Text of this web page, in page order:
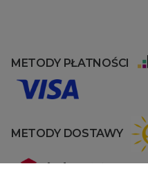
METODY PŁATNOŚCI
METODY DOSTAWY